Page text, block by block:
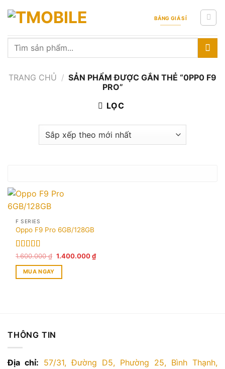
BẢNG GIÁ SỈ
Tìm
TRANG CHỦ / SẢN PHẨM ĐƯỢC GẮN THẺ “0PP0 F9
PRO”
LỌC
F SERIES
Oppo F9 Pro 6GB/128GB
Được xếp
hạng5.005
sao
1.600.000₫ Giá
là:
1.400.000₫Giá
hiện
MUA NGAY
THÔNG TIN
Địa chỉ: 57/31, Đường D5, Phường 25, Bình Thạnh,